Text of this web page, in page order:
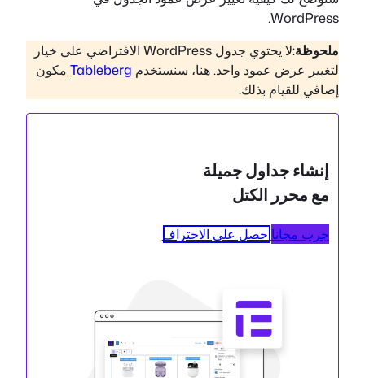
WordPress.
ملحوظة
:لا يحتوي جدول WordPress الافتراضي على خيار
لتغيير عرض عمود واحد. هنا، سنستخدم Tableberg مكون
إضافي للقيام بذلك.
إنشاء جداول جميلة
مع محرر الكتل
جرب مجانا احصل على الاحتراف